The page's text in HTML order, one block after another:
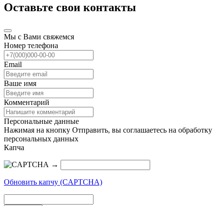
Оставьте свои контакты
Мы с Вами свяжемся
Номер телефона
Email
Ваше имя
Комментарий
Персональные данные
Нажимая на кнопку Отправить, вы соглашаетесь на обработку
персональных данных
Капча
→
Обновить капчу (CAPTCHA)